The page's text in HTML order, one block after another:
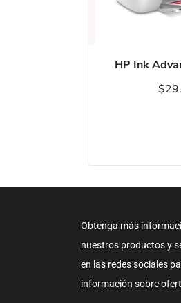
HP Ink
Obtenga más
nuestros productos y
en las redes sociales
información sobre